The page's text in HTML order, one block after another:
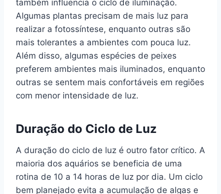
também influencia o ciclo de iluminação.
Algumas plantas precisam de mais luz para
realizar a fotossíntese, enquanto outras são
mais tolerantes a ambientes com pouca luz.
Além disso, algumas espécies de peixes
preferem ambientes mais iluminados, enquanto
outras se sentem mais confortáveis em regiões
com menor intensidade de luz.
Duração do Ciclo de Luz
A duração do ciclo de luz é outro fator crítico. A
maioria dos aquários se beneficia de uma
rotina de 10 a 14 horas de luz por dia. Um ciclo
bem planejado evita a acumulação de algas e